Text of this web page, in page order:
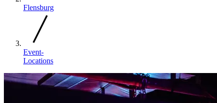
Flensburg
Event-
Locations